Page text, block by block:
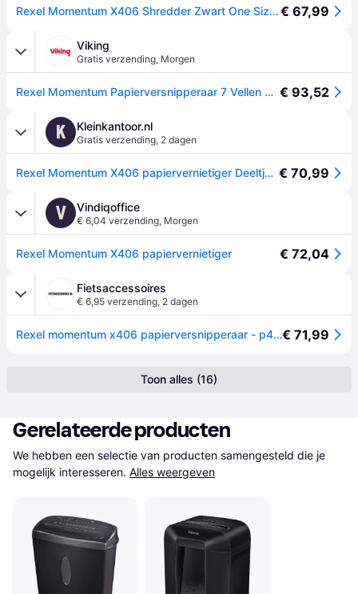
Rexel Momentum X406 Shredder Zwart One Size / EU Plug 220V€ 67,99
Viking
Gratis verzending, Morgen
Rexel Momentum Papierversnipperaar 7 Vellen 6 Vellen Snippers Veiligheidsniveau P-4 15 L X € 93,52
K Kleinkantoor.nl
Gratis verzending, 2 dagen
Rexel Momentum X406 papiervernietiger Deeltjesversnippering 70 dB Blauw, Grijs € 70,99
V Vindiqoffice
€ 6,04 verzending, Morgen
Rexel Momentum X406 papiervernietiger € 72,04
Fietsaccessoires
€ 6,95 verzending, 2 dagen
Rexel momentum x406 papierversnipperaar - p4 snippers - tot 6 vel - 15l - zwart€ 71,99
Toon alles (16)
Gerelateerde producten
We hebben een selectie van producten samengesteld die je
mogelijk interesseren. Alles weergeven